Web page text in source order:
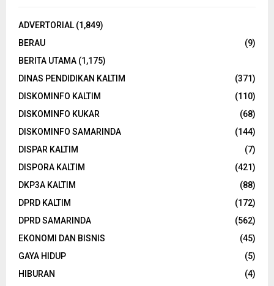
ADVERTORIAL (1,849)
BERAU
(9)
BERITA UTAMA (1,175)
DINAS PENDIDIKAN KALTIM
(371)
DISKOMINFO KALTIM
(110)
DISKOMINFO KUKAR
(68)
DISKOMINFO SAMARINDA
(144)
DISPAR KALTIM
(7)
DISPORA KALTIM
(421)
DKP3A KALTIM
(88)
DPRD KALTIM
(172)
DPRD SAMARINDA
(562)
EKONOMI DAN BISNIS
(45)
GAYA HIDUP
(5)
HIBURAN
(4)